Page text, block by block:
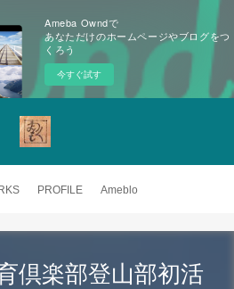
Ameba Owndで
あなただけのホームページやブログをつ
くろう
今すぐ試す
PROFILE Ameblo
倶楽部登山部初活